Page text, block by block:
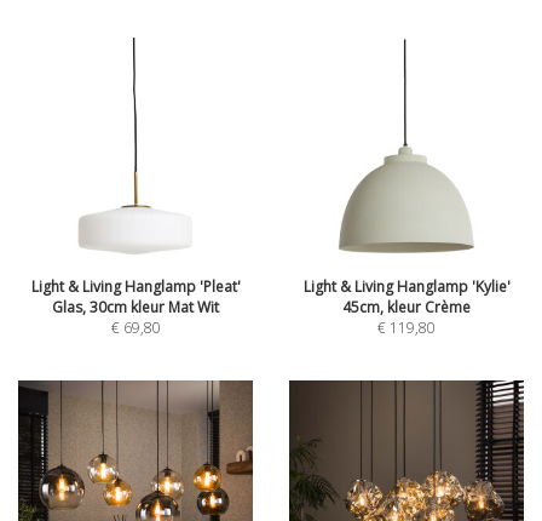
Light & Living Hanglamp 'Pleat'
Glas, 30cm kleur Mat Wit
€ 69,80
Light & Living Hanglamp 'Kylie'
45cm, kleur Crème
€ 119,80